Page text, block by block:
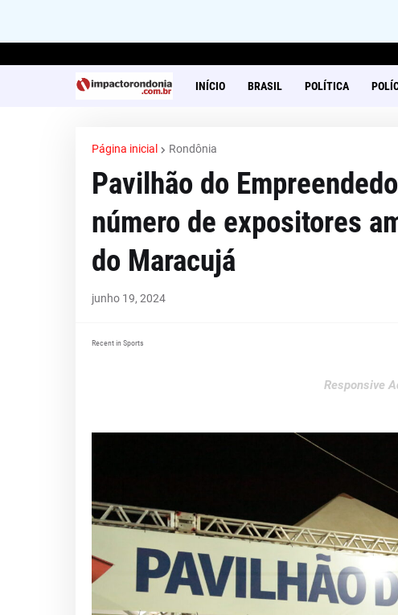
INÍCIO BRASIL POLÍTICA
Página inicial Rondônia
Pavilhão do
número de expositores
do Maracujá
junho 19, 2024
Recent in Sports
Responsive